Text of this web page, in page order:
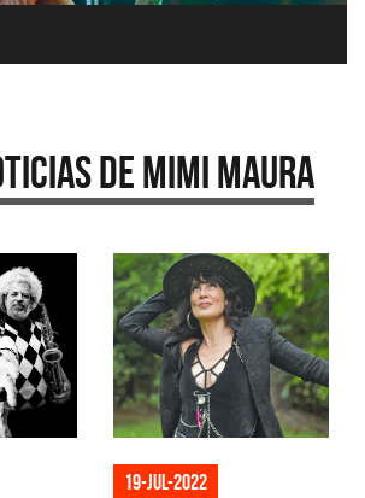
de Mimi Maura
19-jul-2022